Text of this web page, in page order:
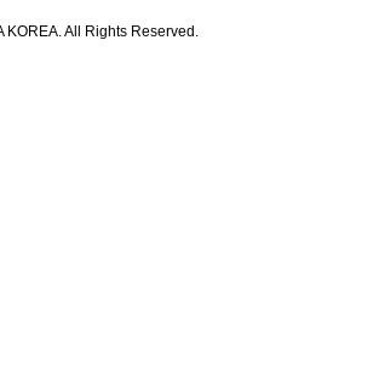
All Rights Reserved.